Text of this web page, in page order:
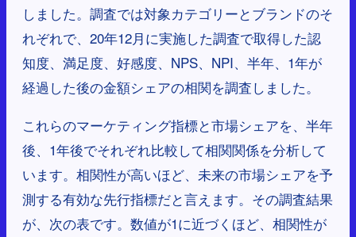
しました。調査では対象カテゴリーとブランドのそ
れぞれで、20年12月に実施した調査で取得した認
知度、満足度、好感度、NPS、NPI、半年、1年が
経過した後の金額シェアの相関を調査しました。
これらのマーケティング指標と市場シェアを、半年
後、1年後でそれぞれ比較して相関関係を分析して
います。相関性が高いほど、未来の市場シェアを予
測する有効な先行指標だと言えます。その調査結果
が、次の表です。数値が1に近づくほど、相関性が